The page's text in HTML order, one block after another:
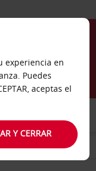
experiencia en
Puedes
aceptas el
Y CERRAR